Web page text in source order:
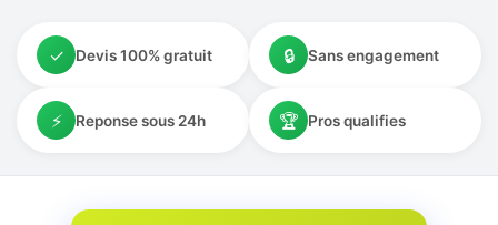
✓ Devis 100% gratuit 🔒 Sans engagement
⚡ Reponse sous 24h 🏆 Pros qualifies